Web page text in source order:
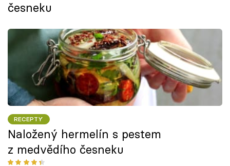
česneku
RECEPTY
Naložený hermelín s pestem
z medvědího česneku